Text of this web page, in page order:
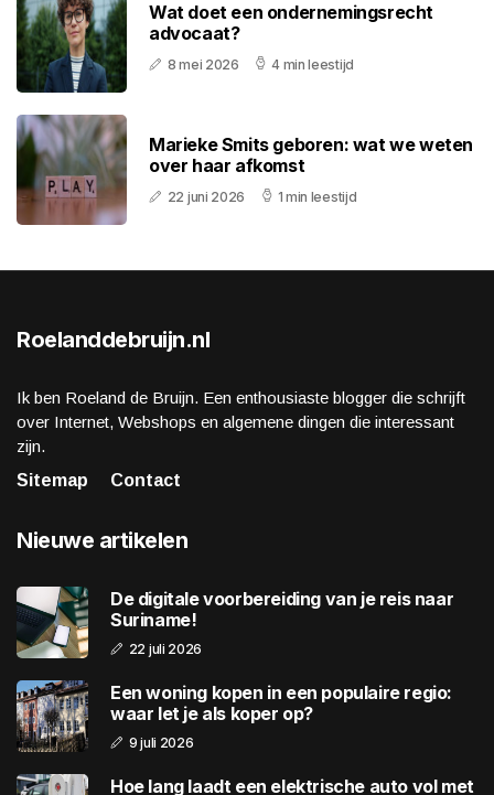
Wat doet een ondernemingsrecht
advocaat?
8 mei 2026 4 min leestijd
Marieke Smits geboren: wat we weten
over haar afkomst
22 juni 2026 1 min leestijd
Roelanddebruijn.nl
Ik ben Roeland de Bruijn. Een enthousiaste blogger die schrijft
over Internet, Webshops en algemene dingen die interessant
zijn.
Sitemap
Contact
Nieuwe artikelen
De digitale voorbereiding van je reis naar
Suriname!
22 juli 2026
Een woning kopen in een populaire regio:
waar let je als koper op?
9 juli 2026
Hoe lang laadt een elektrische auto vol met